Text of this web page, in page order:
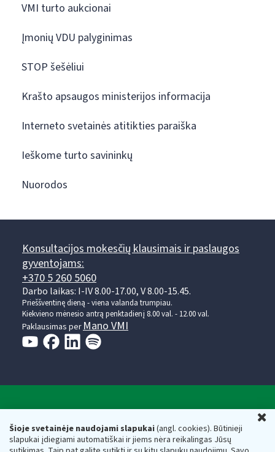
Šioje svetainėje naudojami slapukai(angl. cookies). Būtinieji
slapukai įdiegiami automatiškai ir jiems nėra reikalingas Jūsų
VMI turto aukcionai
Įmonių VDU palyginimas
STOP šešėliui
Krašto apsaugos ministerijos informacija
Interneto svetainės atitikties paraiška
Ieškome turto savininkų
Nuorodos
Konsultacijos mokesčių klausimais ir paslaugos
gyventojams:
+370 5 260 5060
Darbo laikas: I-IV 8.00-17.00, V 8.00-15.45.
Prieššventinę dieną - viena valanda trumpiau.
Kiekvieno mėnesio antrą penktadienį 8.00 val. - 12.00 val.
Paklausimas perMano VMI
Valstybinė mokesčių inspekcija prie Lietuvos
Respublikos finansų ministerijos
Biudžetinė įstaiga. Juridinio asmens kodas — 188659752,